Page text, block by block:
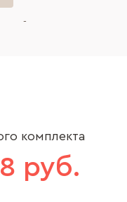
-
комплекта
руб.